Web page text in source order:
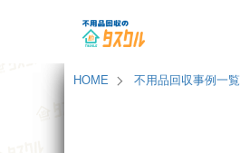
HOME 不用品回収事例一覧